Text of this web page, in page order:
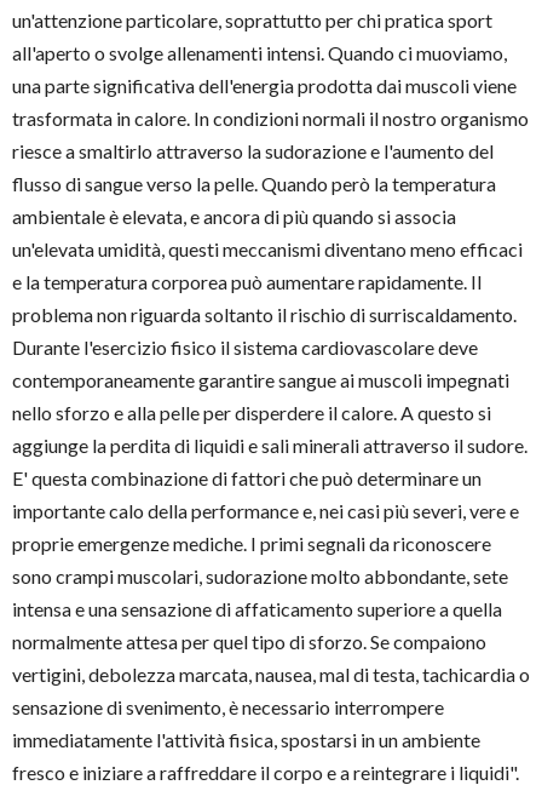
un'attenzione particolare, soprattutto per chi pratica sport
all'aperto o svolge allenamenti intensi. Quando ci muoviamo,
una parte significativa dell'energia prodotta dai muscoli viene
trasformata in calore. In condizioni normali il nostro organismo
riesce a smaltirlo attraverso la sudorazione e l'aumento del
flusso di sangue verso la pelle. Quando però la temperatura
ambientale è elevata, e ancora di più quando si associa
un'elevata umidità, questi meccanismi diventano meno efficaci
e la temperatura corporea può aumentare rapidamente. Il
problema non riguarda soltanto il rischio di surriscaldamento.
Durante l'esercizio fisico il sistema cardiovascolare deve
contemporaneamente garantire sangue ai muscoli impegnati
nello sforzo e alla pelle per disperdere il calore. A questo si
aggiunge la perdita di liquidi e sali minerali attraverso il sudore.
E' questa combinazione di fattori che può determinare un
importante calo della performance e, nei casi più severi, vere e
proprie emergenze mediche. I primi segnali da riconoscere
sono crampi muscolari, sudorazione molto abbondante, sete
intensa e una sensazione di affaticamento superiore a quella
normalmente attesa per quel tipo di sforzo. Se compaiono
vertigini, debolezza marcata, nausea, mal di testa, tachicardia o
sensazione di svenimento, è necessario interrompere
immediatamente l'attività fisica, spostarsi in un ambiente
fresco e iniziare a raffreddare il corpo e a reintegrare i liquidi".